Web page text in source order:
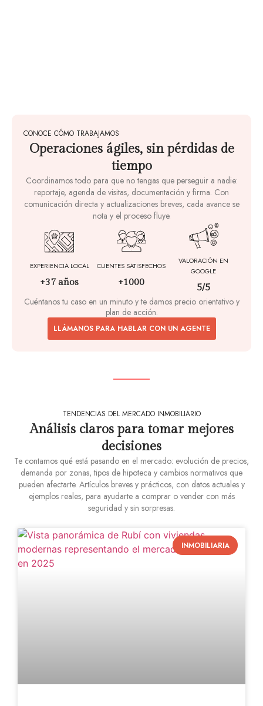
CONOCE CÓMO TRABAJAMOS
Operaciones ágiles, sin pérdidas de
tiempo
Coordinamos todo para que no tengas que perseguir a nadie:
reportaje, agenda de visitas, documentación y firma. Con
comunicación directa y actualizaciones breves, cada avance se
nota y el proceso fluye.
EXPERIENCIA LOCAL
+37 años
CLIENTES SATISFECHOS
+1000
VALORACIÓN EN
GOOGLE
5/5
Cuéntanos tu caso en un minuto y te damos precio orientativo y
plan de acción.
LLÁMANOS PARA HABLAR CON UN AGENTE
TENDENCIAS DEL MERCADO INMOBILIARIO
Análisis claros para tomar mejores
decisiones
Te contamos qué está pasando en el mercado: evolución de precios,
demanda por zonas, tipos de hipoteca y cambios normativos que
pueden afectarte. Artículos breves y prácticos, con datos actuales y
ejemplos reales, para ayudarte a comprar o vender con más
seguridad y sin sorpresas.
INMOBILIARIA